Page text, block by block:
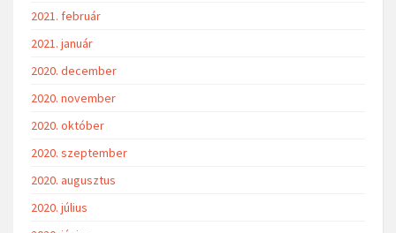
2021. február
2021. január
2020. december
2020. november
2020. október
2020. szeptember
2020. augusztus
2020. július